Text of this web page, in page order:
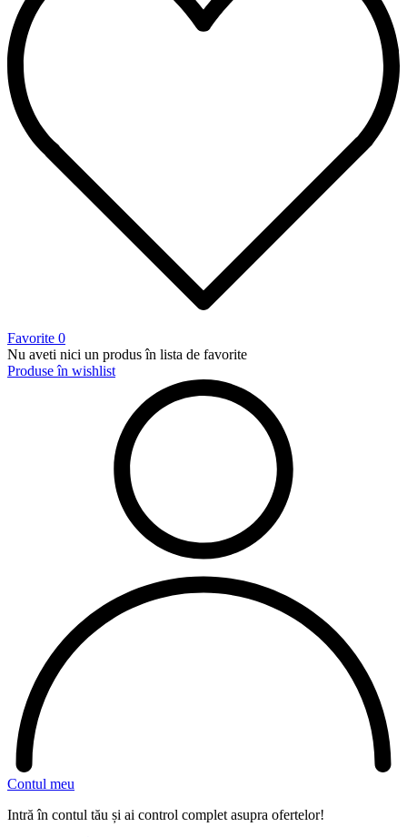
Favorite 0
Nu aveti nici un produs în lista de favorite
Produse în wishlist
Contul meu
Intră în contul tău și ai control complet asupra ofertelor!